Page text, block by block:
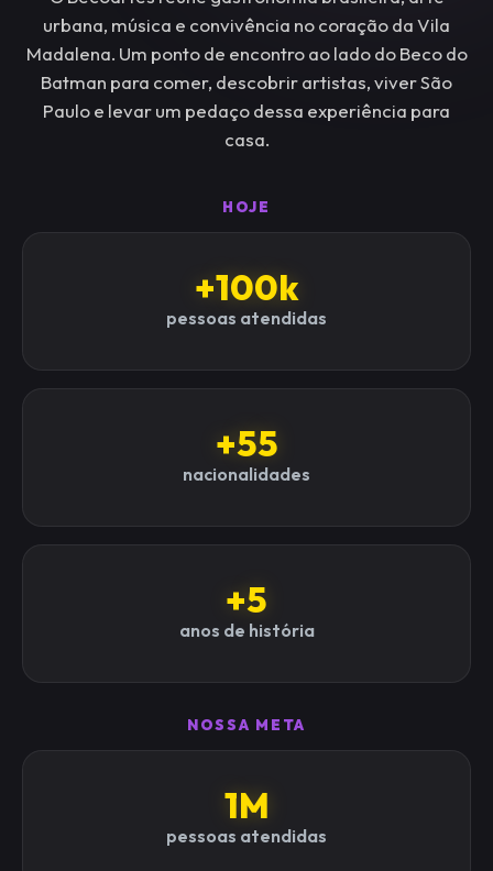
urbana, música e convivência no coração da Vila
Madalena. Um ponto de encontro ao lado do Beco do
Batman para comer, descobrir artistas, viver São
Paulo e levar um pedaço dessa experiência para
casa.
HOJE
+100k
pessoas atendidas
+55
nacionalidades
+5
anos de história
NOSSA META
1M
pessoas atendidas